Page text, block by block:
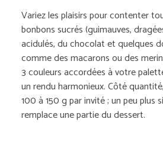
Variez les plaisirs pour contenter
bonbons sucrés (guimauves,
acidulés, du chocolat et quelques
comme des macarons ou des
3 couleurs accordées à votre
un rendu harmonieux. Côté
100 à 150 g par invité ; un peu plus
remplace une partie du dessert.